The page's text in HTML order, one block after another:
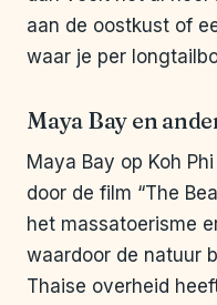
aan de oostkust of
waar je per
Maya Bay en
Maya Bay op Koh
door de film “The
het massatoerisme
waardoor de natuur
Thaise overheid